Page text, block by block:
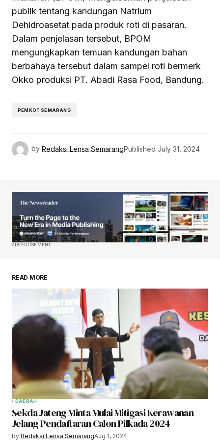
publik tentang kandungan Natrium
Dehidroasetat pada produk roti di pasaran.
Dalam penjelasan tersebut, BPOM
mengungkapkan temuan kandungan bahan
berbahaya tersebut dalam sampel roti bermerk
Okko produksi PT. Abadi Rasa Food, Bandung.
PEMKOT SEMARANG
by Redaksi Lensa SemarangPublished July 31, 2024
ADVERTISEMENT
READ MORE
DAERAH
Sekda Jateng Minta Mulai Mitigasi Kerawanan
Jelang Pendaftaran Calon Pilkada 2024
by Redaksi Lensa SemarangAug 1, 2024